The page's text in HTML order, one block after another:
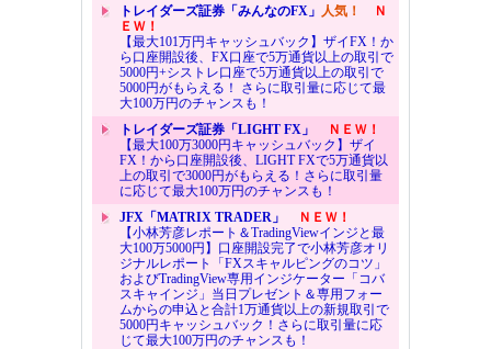
トレイダーズ証券「みんなのFX」 人気！
Ｎ
ＥＷ！
【最大101万円キャッシュバック】ザイFX！か
ら口座開設後、FX口座で5万通貨以上の取引で
5000円+シストレ口座で5万通貨以上の取引で
5000円がもらえる！ さらに取引量に応じて最
大100万円のチャンスも！
トレイダーズ証券「LIGHT FX」
ＮＥＷ！
【最大100万3000円キャッシュバック】ザイ
FX！から口座開設後、LIGHT FXで5万通貨以
上の取引で3000円がもらえる！さらに取引量
に応じて最大100万円のチャンスも！
JFX「MATRIX TRADER」
ＮＥＷ！
【小林芳彦レポート＆TradingViewインジと最
大100万5000円】口座開設完了で小林芳彦オリ
ジナルレポート「FXスキャルピングのコツ」
およびTradingView専用インジケーター「コバ
スキャインジ」当日プレゼント＆専用フォー
ムからの申込と合計1万通貨以上の新規取引で
5000円キャッシュバック！さらに取引量に応
じて最大100万円のチャンスも！